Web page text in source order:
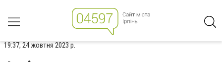
19:37, 24 жовтня 2023 р.